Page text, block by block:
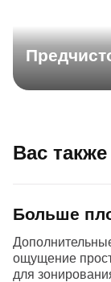
Вас
Больше
ощущение
для